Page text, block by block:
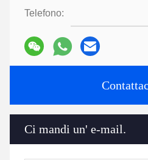
Telefono:
Ci mandi un' e-mail.